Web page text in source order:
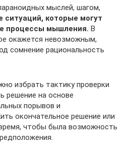
мыслей, шагом,
ситуаций, которые могут
процессы мышления. В
окажется невозможным,
сомнение рациональность
избрать тактику проверки
решение на основе
порывов и
окончательное решение или
чтобы была возможность